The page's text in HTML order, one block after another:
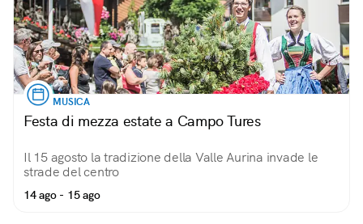
MUSICA
Festa di mezza estate a Campo Tures
Il 15 agosto la tradizione della Valle Aurina invade le
strade del centro
14 ago - 15 ago